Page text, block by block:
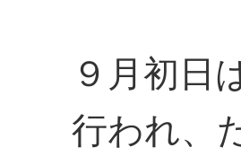
９月初日
行われ、